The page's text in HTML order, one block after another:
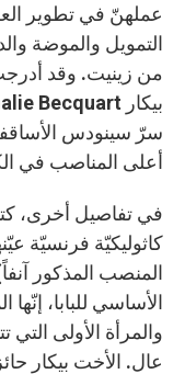
عملهنّ في تطوير
التمويل والموضة
من زينيت. وقد
سرّ سينودس
أعلى المناصب في
في تفاصيل أخرى،
المنصب المذكور
الأساسي للبابا، إنّها
والمرأة الأولى
عال. الأخت بيكار